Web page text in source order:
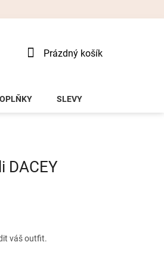
Nákupní
Prázdný košík
SLEVY
DACEY
váš outfit.